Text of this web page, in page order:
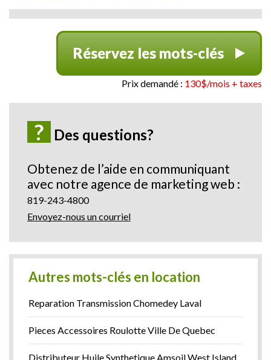
Réservez les mots-clés
Prix demandé : 130$/mois + taxes
? Des questions?
Obtenez de l’aide en communiquant
avec notre agence de marketing web :
819-243-4800
Envoyez-nous un courriel
Autres mots-clés en location
Reparation Transmission Chomedey Laval
Pieces Accessoires Roulotte Ville De Quebec
Distributeur Huile Synthetique Amsoil West Island